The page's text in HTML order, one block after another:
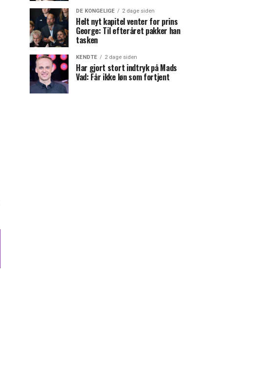
DE KONGELIGE 2 dage siden
Helt nyt kapitel venter for prins
George: Til efteråret pakker han
tasken
KENDTE 2 dage siden
Har gjort stort indtryk på Mads
Vad: Får ikke løn som fortjent